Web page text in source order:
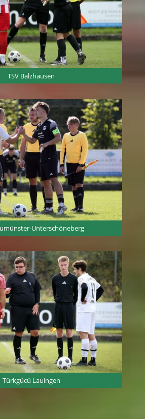
TSV Balzhausen
Unterschöneberg
Türkgücü Lauingen